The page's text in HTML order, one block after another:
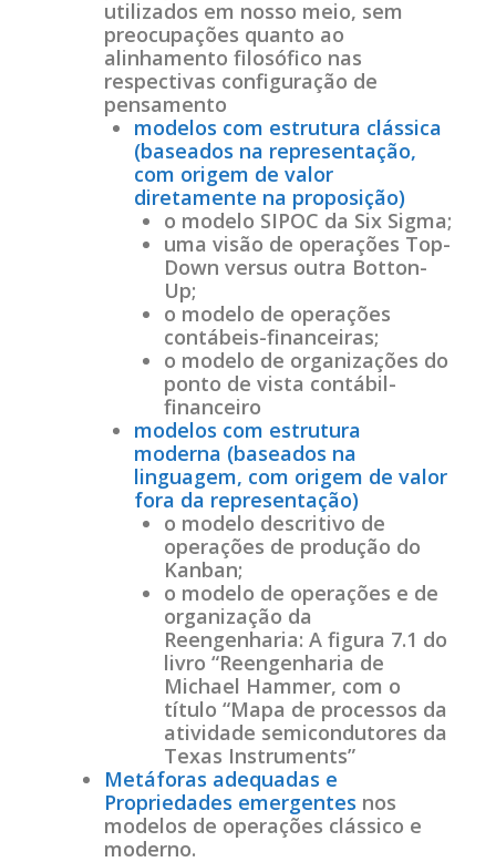
utilizados em nosso meio, sem
preocupações quanto ao
alinhamento filosófico nas
respectivas configuração de
pensamento
modelos com estrutura clássica
(baseados na representação,
com origem de valor
diretamente na proposição)
o modelo SIPOC da Six Sigma;
uma visão de operações Top-
Down versus outra Botton-
Up;
o modelo de operações
contábeis-financeiras;
o modelo de organizações do
ponto de vista contábil-
financeiro
modelos com estrutura
moderna (baseados na
linguagem, com origem de valor
fora da representação)
o modelo descritivo de
operações de produção do
Kanban;
o modelo de operações e de
organização da
Reengenharia: A figura 7.1 do
livro “Reengenharia de
Michael Hammer, com o
título “Mapa de processos da
atividade semicondutores da
Texas Instruments”
Metáforas adequadas e
Propriedades emergentes nos
modelos de operações clássico e
moderno.